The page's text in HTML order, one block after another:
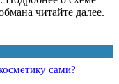
читайте далее.
сами?